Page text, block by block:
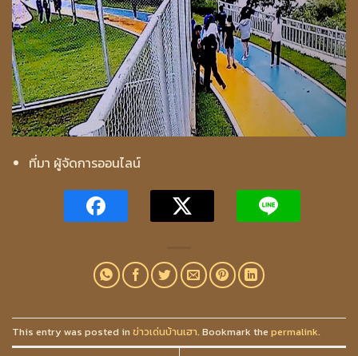
ที่มา ผู้จัดการออนไลน์
This entry was posted in ข่าวเด่นบ้านเฮา. Bookmark the permalink.